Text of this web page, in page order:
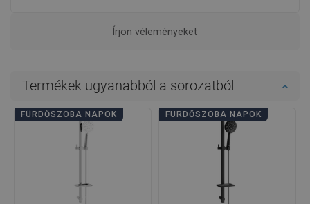
Írjon véleményeket
Termékek ugyanabból a sorozatból
FÜRDŐSZOBA NAPOK FÜRDŐSZOBA NAPOK